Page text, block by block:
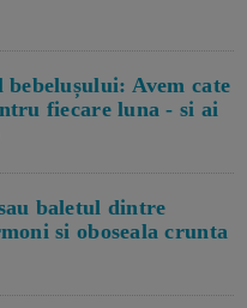
Avem cate
fiecare luna - si ai
baletul dintre
si oboseala crunta